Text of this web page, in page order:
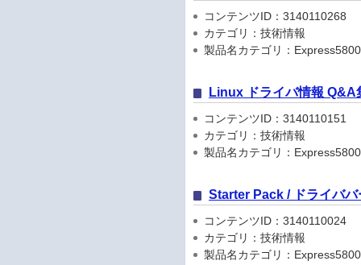
コンテンツID：3140110268
カテゴリ：技術情報
製品名カテゴリ：
Linux ドライバ情報 Q&A
コンテンツID：3140110151
カテゴリ：技術情報
製品名カテゴリ：
Starter Pack / ドライババ
コンテンツID：3140110024
カテゴリ：技術情報
製品名カテゴリ：